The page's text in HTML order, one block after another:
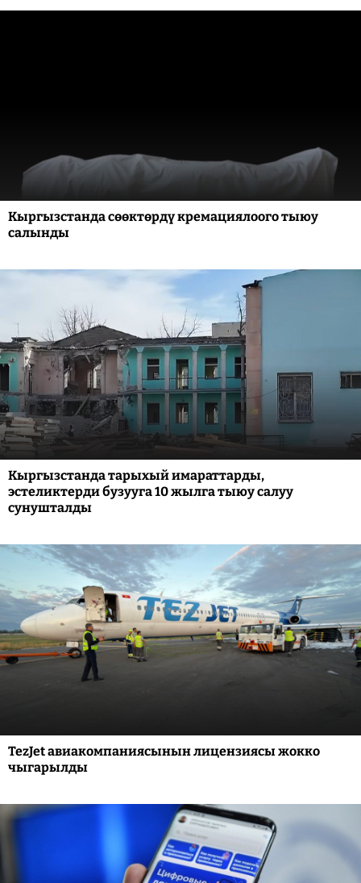
Кыргызстанда сөөктөрдү кремациялоого тыюу
салынды
Кыргызстанда тарыхый имараттарды,
эстеликтерди бузууга 10 жылга тыюу салуу
сунушталды
TezJet авиакомпаниясынын лицензиясы жокко
чыгарылды